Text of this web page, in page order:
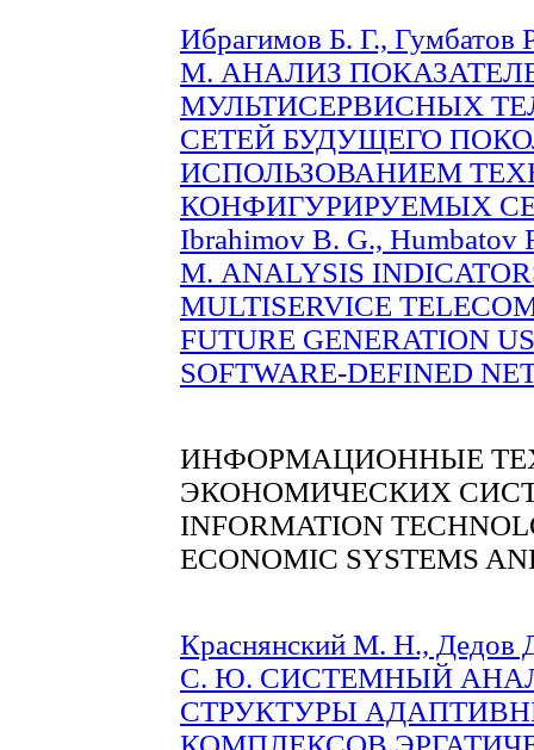
Ибрагимов Б. Г., Гумбатов
М. АНАЛИЗ
МУЛЬТИСЕРВИСНЫХ
СЕТЕЙ БУДУЩЕГО
ИСПОЛЬЗОВАНИЕМ
КОНФИГУРИРУЕМЫХ
Ibrahimov B. G., Humbatov
М. ANALYSIS
MULTISERVICE
FUTURE GENERATION
SOFTWARE-DEFINED
ИНФОРМАЦИОННЫЕ
ЭКОНОМИЧЕСКИХ
INFORMATION
ECONOMIC SYSTEMS
Краснянский М. Н., Дедов
С. Ю. СИСТЕМНЫЙ
СТРУКТУРЫ